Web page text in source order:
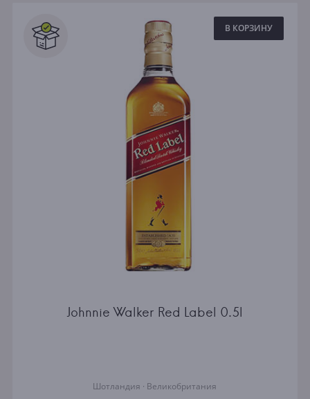
В КОРЗИНУ
Johnnie Walker Red Label 0.5l
Шотландия · Великобритания